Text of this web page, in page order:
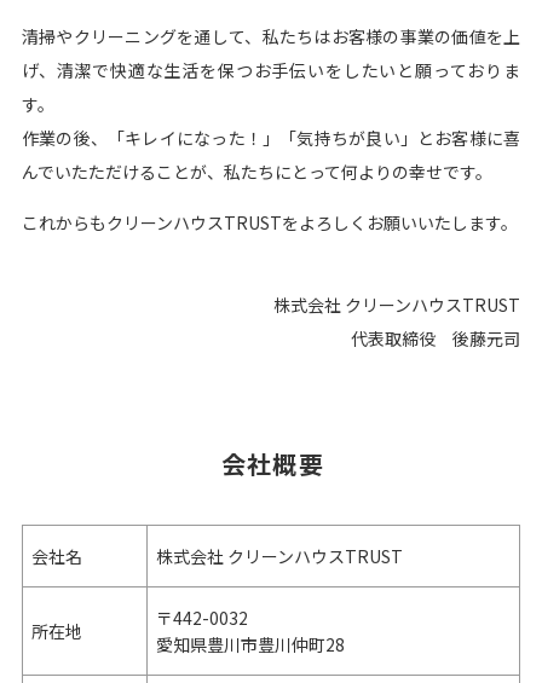
清掃やクリーニングを通して、私たちはお客様の事業の価値を上
げ、清潔で快適な生活を保つお手伝いをしたいと願っておりま
す。
作業の後、「キレイになった！」「気持ちが良い」とお客様に喜
んでいたただけることが、私たちにとって何よりの幸せです。
これからもクリーンハウスTRUSTをよろしくお願いいたします。
株式会社 クリーンハウスTRUST
代表取締役 後藤元司
会社概要
会社名 株式会社 クリーンハウスTRUST
所在地
〒442-0032
愛知県豊川市豊川仲町28